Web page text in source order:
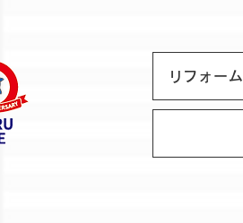
リフォーム